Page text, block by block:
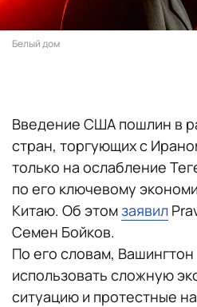
Белый дом
Введение США пошлин в
стран, торгующих с
только на ослабление
по его ключевому
Китаю. Об этомзаявил
Семен Бойков.
По его словам,
использовать сложную
ситуацию и протестные